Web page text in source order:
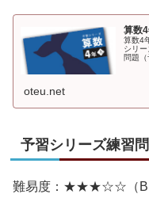
算数
算数4
シリ
問題
oteu.net
予習シリーズ練習
難易度：★★★☆☆（B